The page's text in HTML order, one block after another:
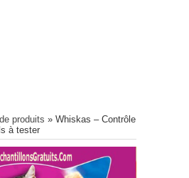
produits » Whiskas – Contrôle
à tester